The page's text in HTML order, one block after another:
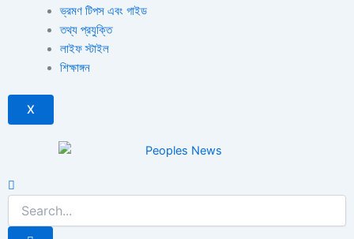
ভ্রমণ টিপস এবং গাইড
তথ্য প্রযুক্তি
লাইফ স্টাইল
শিক্ষাঙ্গন
X